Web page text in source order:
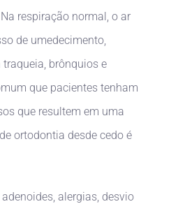
respiração normal, o ar
de umedecimento,
brônquios e
que pacientes tenham
que resultem em uma
ortodontia desde cedo é
alergias, desvio